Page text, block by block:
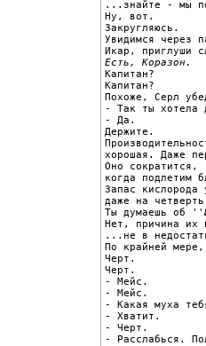
...знайте - мы
Ну, вот.
Закругляюсь.
Увидимся через
Есть, Коразон.
Капитан?
Капитан?
Похоже, Серл
- Так ты хотела
- Да.
Держите.
хорошая. Даже
Оно сократится,
когда подлетим
Запас кислорода
даже на
Ты думаешь об
Нет, причина их
...не в
По крайней
Черт.
Черт.
- Мейс.
- Мейс.
- Какая муха
- Хватит.
- Черт.
- Расслабься.